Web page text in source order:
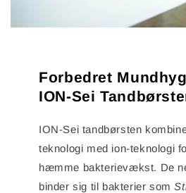
Forbedret
ION-Sei
ION-Sei tandbørsten
teknologi med ion-teknologi
hæmme bakterievækst. De
binder sig til bakterier som